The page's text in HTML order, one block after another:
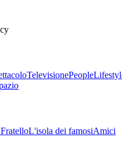
TelevisionePeople
L'isola dei famosiAmici